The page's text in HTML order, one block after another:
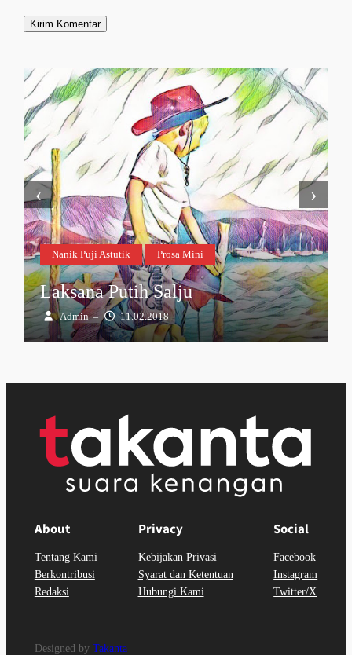
Nanik Puji Astutik Prosa Mini
Laksana Putih Salju
Admin – 11.02.2018
‹ ›
About
Tentang Kami
Berkontribusi
Redaksi
Privacy
Kebijakan Privasi
Syarat dan Ketentuan
Hubungi Kami
Social
Facebook
Instagram
Twitter/X
Designed by Takanta